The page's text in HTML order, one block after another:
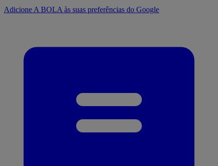
Adicione A BOLA às suas preferências do Google